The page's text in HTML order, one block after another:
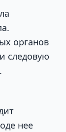
органов
следовую
нее